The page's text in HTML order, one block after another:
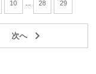
10 28 29